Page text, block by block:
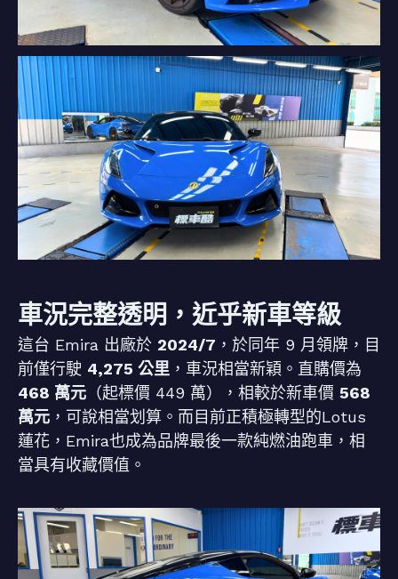
車況完整透明，近乎新車等級
這台 Emira 出廠於 2024/7 ，於同年 9 月領牌，目
前僅行駛 4,275 公里 ，車況相當新穎。直購價為
468 萬元 （起標價 449 萬），相較於新車價 568
萬元 ，可說相當划算。而目前正積極轉型的Lotus
蓮花，Emira也成為品牌最後一款純燃油跑車，相
當具有收藏價值。